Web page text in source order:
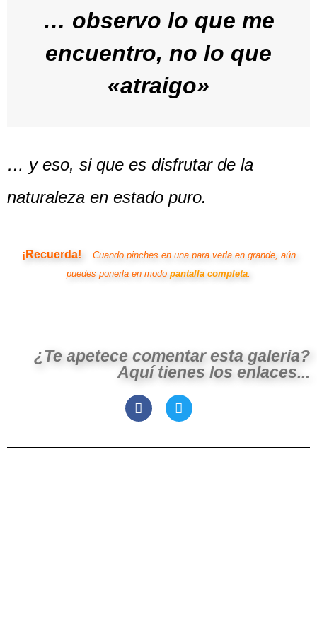
… observo lo que me
encuentro, no lo que
«atraigo»
… y eso, si que es disfrutar de la
naturaleza en estado puro.
¡Recuerda! Cuando pinches en una para verla en grande, aún
puedes ponerla en modo pantalla completa.
¿Te apetece comentar esta galeria?
Aquí tienes los enlaces...